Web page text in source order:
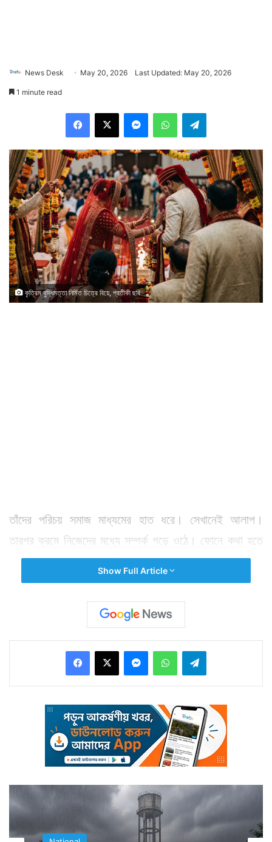
News Desk May 20, 2026 Last Updated: May 20, 2026
1 minute read
কৃত্রিম বুদ্ধিমত্তা নির্মিত চিত্রে বিয়ে, প্রতীকী ছবি
তাঁদের পরিচয় সমাজ মাধ্যমের হাত ধরে। সেখানেই আলাপ।
তারপর ক্রমে নিজেদের মধ্যে সম্পর্ক গড়ে ওঠে। ফোনে কথা হতে
থাকে ২ জনের। ২ জনেই একসময় স্থির করেন তাঁরা বিয়ে
করবেন।
প্রথমে প্রেম, তারপর বিয়ের স্থির, এখনও পর্যন্ত কোথাও কোনও
নজর কাড়ার মত কিছু ঘটেনি। ফোনে দীর্ঘ কথাবার্তা তাঁদের প্রেমকে
Show Full Article